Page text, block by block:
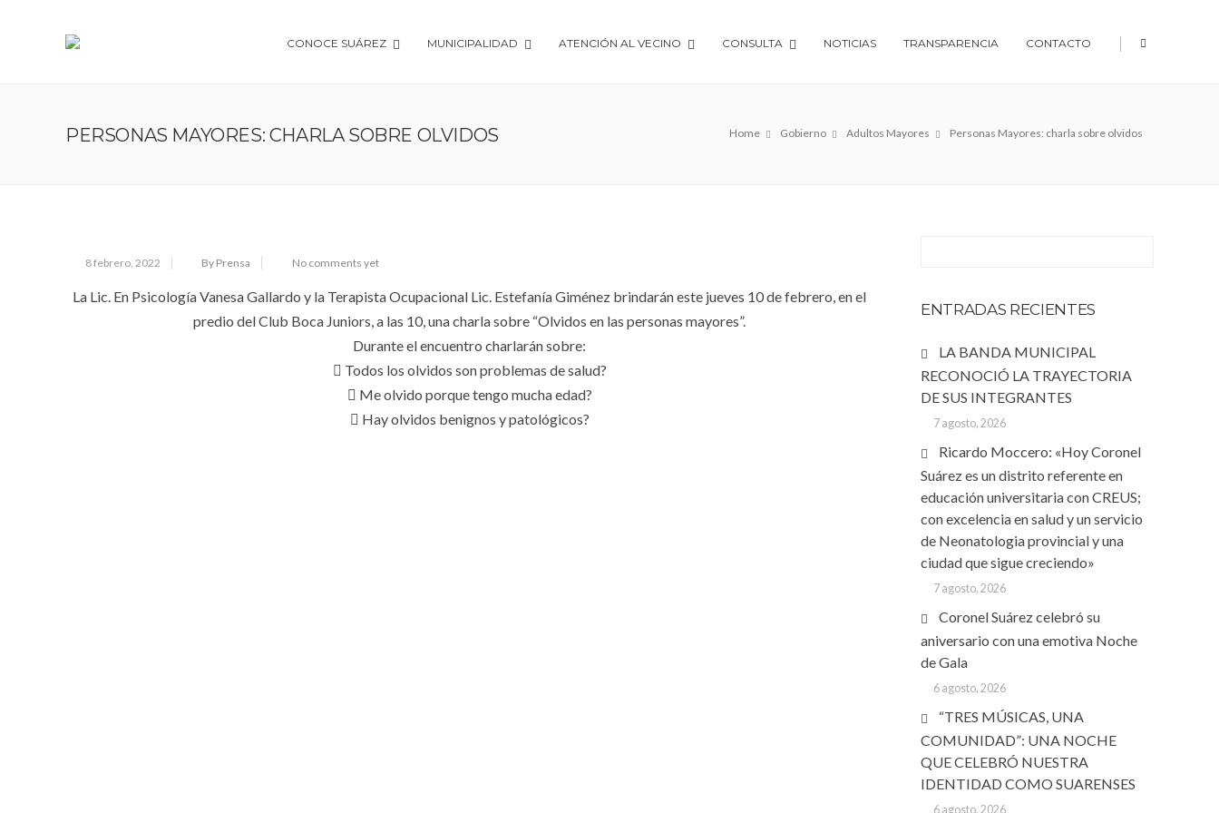
CONOCE SUÁREZ MUNICIPALIDAD ATENCIÓN AL VECINO CONSULTA NOTICIAS TRANSPARENCIA CONTACTO |
Home Gobierno Adultos Mayores Personas Mayores: charla sobre olvidos
PERSONAS MAYORES: CHARLA SOBRE OLVIDOS
8 febrero, 2022 By Prensa No comments yet
La Lic. En Psicología Vanesa Gallardo y la Terapista Ocupacional Lic. Estefanía Giménez brindarán este jueves 10 de febrero, en el
predio del Club Boca Juniors, a las 10, una charla sobre “Olvidos en las personas mayores”.
Durante el encuentro charlarán sobre:
 Todos los olvidos son problemas de salud?
 Me olvido porque tengo mucha edad?
 Hay olvidos benignos y patológicos?
ENTRADAS RECIENTES
LA BANDA MUNICIPAL
RECONOCIÓ LA TRAYECTORIA
DE SUS INTEGRANTES
7 agosto, 2026
Ricardo Moccero: «Hoy Coronel
Suárez es un distrito referente en
educación universitaria con CREUS;
con excelencia en salud y un servicio
de Neonatologia provincial y una
ciudad que sigue creciendo»
7 agosto, 2026
Coronel Suárez celebró su
aniversario con una emotiva Noche
de Gala
6 agosto, 2026
“TRES MÚSICAS, UNA
COMUNIDAD”: UNA NOCHE
QUE CELEBRÓ NUESTRA
IDENTIDAD COMO SUARENSES
6 agosto, 2026